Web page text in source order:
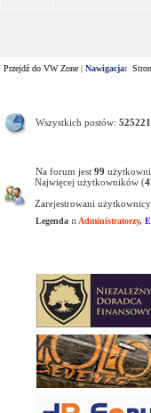
Przejdź do VW Zone | Nawigacja:
Wszystkich postów: 525221
Na forum jest 99
Najwięcej użytkowników (
Zarejestrowani
Legenda :: Administratorzy,